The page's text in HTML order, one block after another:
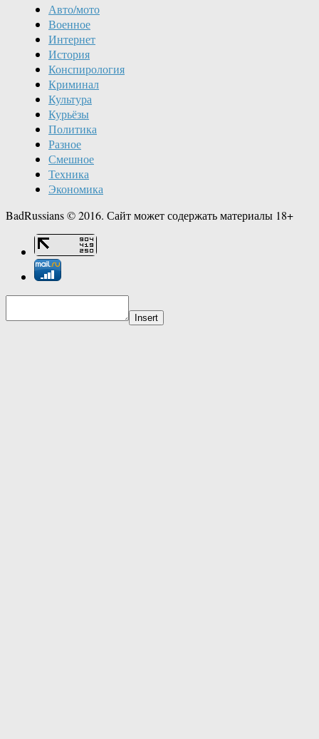
Авто/мото
Военное
Интернет
История
Конспирология
Криминал
Культура
Курьёзы
Политика
Разное
Смешное
Техника
Экономика
BadRussians © 2016. Сайт может содержать материалы 18+
Insert